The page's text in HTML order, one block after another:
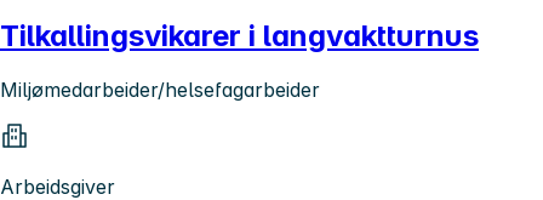
Tilkallingsvikarer i langvaktturnus
Miljømedarbeider/helsefagarbeider
Arbeidsgiver